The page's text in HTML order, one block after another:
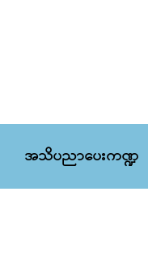
အသိပညာပေးကဏ္ဍ